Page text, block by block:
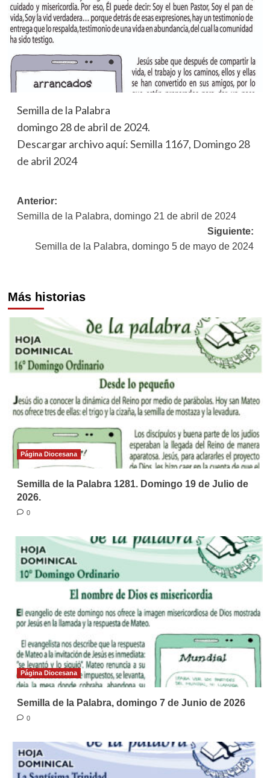
Semilla de la Palabra
domingo 28 de abril de 2024.
Descargar archivo aquí:Semilla 1167, Domingo 28
de abril 2024
Navegación
de
entradas
Anterior:
Semilla de la Palabra, domingo 21 de abril de 2024
Siguiente:
Semilla de la Palabra, domingo 5 de mayo de 2024
Más historias
Página Diocesana
Semilla de la Palabra 1281. Domingo 19 de Julio de
2026.
0
Página Diocesana
Semilla de la Palabra, domingo 7 de Junio de 2026
0